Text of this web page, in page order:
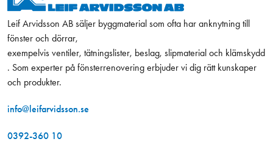
Leif Arvidsson AB säljer byggmaterial som ofta har anknytning till
fönster och dörrar,
exempelvis ventiler, tätningslister, beslag, slipmaterial och klämskydd
. Som experter på fönsterrenovering erbjuder vi dig rätt kunskaper
och produkter.
info@leifarvidsson.se
0392-360 10